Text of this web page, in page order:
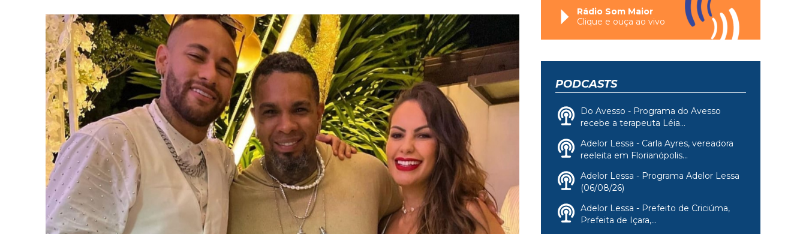
Rádio Som Maior
Clique e ouça ao vivo
PODCASTS
Do Avesso - Programa do Avesso
recebe a terapeuta Léia...
Adelor Lessa - Carla Ayres, vereadora
reeleita em Florianópolis...
Adelor Lessa - Programa Adelor Lessa
(06/08/26)
Adelor Lessa - Prefeito de Criciúma,
Prefeita de Içara,...